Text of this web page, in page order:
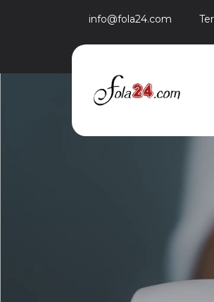
info@fola24.com